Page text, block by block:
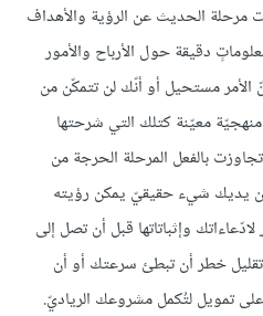
الحديث عن الرؤية والأهداف
دقيقة حول الأرباح والأمور
الأمر مستحيل أو أنّك لن تتمكّن من
معيّنة كتلك التي شرحتها
بالفعل المرحلة الحرجة من
يديك شيء حقيقيّ يمكن رؤيته
وإثباتاتها قبل أن تصل إلى
خطر أن تبطئ سرعتك أو أن
تمويل لتُكمل مشروعك الرياديّ.